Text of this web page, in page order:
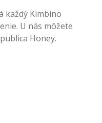
každý Kimbino
U nás môžete
Honey.